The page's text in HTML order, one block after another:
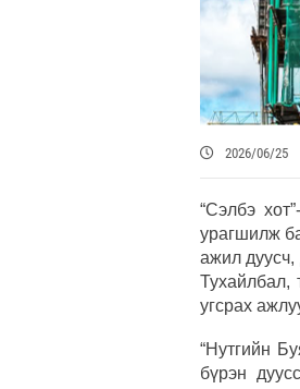
2026/06/25
“Сэлбэ
урагшилж
ажил дуусч,
Тухайлбал,
угсрах
“Нутгийн
бүрэн